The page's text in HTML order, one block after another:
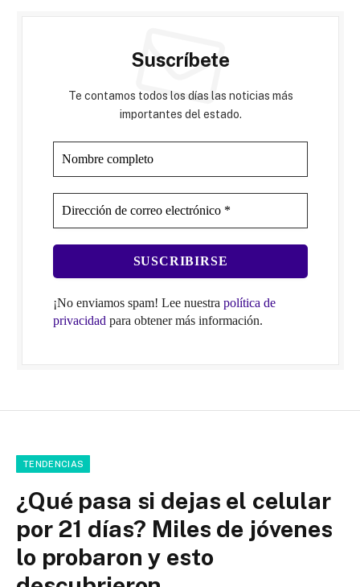
Suscríbete
Te contamos todos los días las noticias más
importantes del estado.
¡No enviamos spam! Lee nuestra política de
privacidad para obtener más información.
TENDENCIAS
¿Qué pasa si dejas el celular
por 21 días? Miles de jóvenes
lo probaron y esto